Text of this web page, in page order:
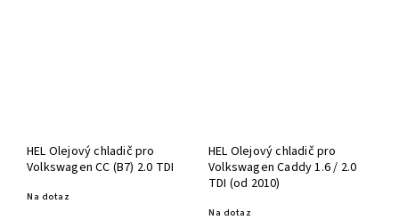
HEL Olejový chladič pro
Volkswagen CC (B7) 2.0 TDI
Na dotaz
HEL Olejový chladič pro
Volkswagen Caddy 1.6 / 2.0
TDI (od 2010)
Na dotaz